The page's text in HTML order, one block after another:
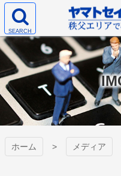
コ
テ
ン
ツ
本
文
へ
ス
ホーム メディア
ヤマ
株
検
エ
リ
ア
を
開
く